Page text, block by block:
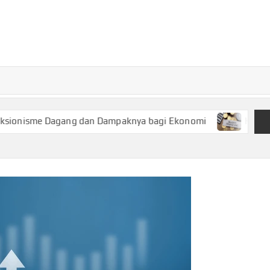
dan Dampaknya bagi Ekonomi Keuangan